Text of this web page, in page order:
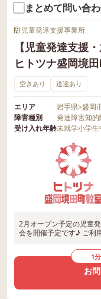
まとめて問い合
児童発達支援事業所
【児童発達支援
ヒトツナ盛岡境
空きあり 送迎あり
エリア 岩手県>盛岡
障害種別
発達障害知的
受け入れ年齢未就学小学生
2月オープン予定の児童
会を開催予定です♪ ご利
1
お